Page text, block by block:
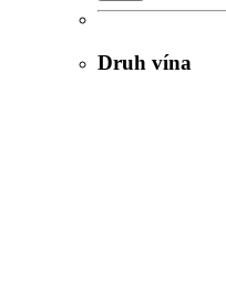
Druh vína